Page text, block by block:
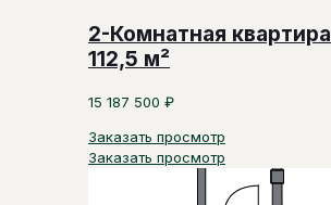
2-Комнатная квартира
112,5 м²
15 187 500 ₽
Заказать просмотр
Заказать просмотр